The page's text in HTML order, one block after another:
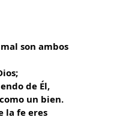
son ambos
de Él,
un bien.
la fe eres